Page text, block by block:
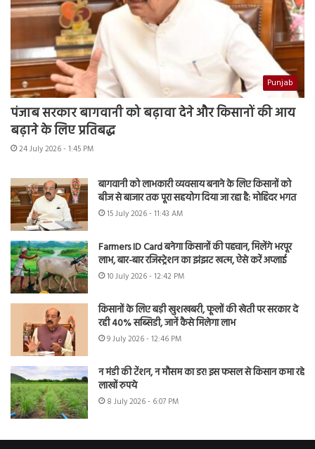
Punjab
पंजाब सरकार बागवानी को बढ़ावा देने और किसानों की आय
बढ़ाने के लिए प्रतिबद्ध
24 July 2026 - 1:45 PM
बागवानी को लाभकारी व्यवसाय बनाने के लिए किसानों को
बीज से बाजार तक पूरा सहयोग दिया जा रहा है: मोहिंदर भगत
15 July 2026 - 11:43 AM
Farmers ID Card बनेगा किसानों की पहचान, मिलेंगे भरपूर
लाभ, बार-बार रजिस्ट्रेशन का झंझट खत्म, ऐसे करें अप्लाई
10 July 2026 - 12:42 PM
किसानों के लिए बड़ी खुशखबरी, फूलों की खेती पर सरकार दे
रही 40% सब्सिडी, जानें कैसे मिलेगा लाभ
9 July 2026 - 12:46 PM
न मंडी की टेंशन, न मौसम का डर! इस फसल से किसान कमा रहे
लाखों रुपये
8 July 2026 - 6:07 PM